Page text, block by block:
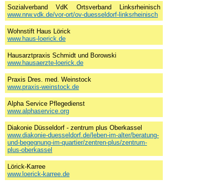
Sozialverband VdK Ortsverband Linksrheinisch
www.nrw.vdk.de/vor-ort/ov-duesseldorf-linksrheinisch
Wohnstift Haus Lörick
www.haus-loerick.de
Hausarztpraxis Schmidt und Borowski
www.hausaerzte-loerick.de
Praxis Dres. med. Weinstock
www.praxis-weinstock.de
Alpha Service Pflegedienst
www.alphaservice.org
Diakonie Düsseldorf - zentrum plus Oberkassel
www.diakonie-duesseldorf.de/leben-im-alter/beratung-
und-begegnung-im-quartier/zentren-plus/zentrum-
plus-oberkassel
Lörick-Karree
www.loerick-karree.de